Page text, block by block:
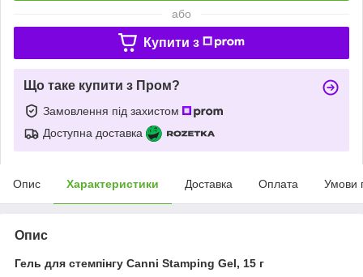
або
Купити з
Що таке купити з Пром?
Замовлення під захистом
Доступна доставка
Опис Характеристики Доставка Оплата Умови
Опис
Гель для стемпінгу Canni Stamping Gel, 15 г